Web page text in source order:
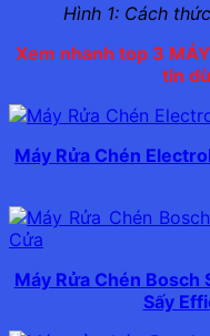
Hình 1: Cách
Xem nhanh top 3
tin
Máy Rửa Chén
Máy Rửa Chén Bosch
Sấy